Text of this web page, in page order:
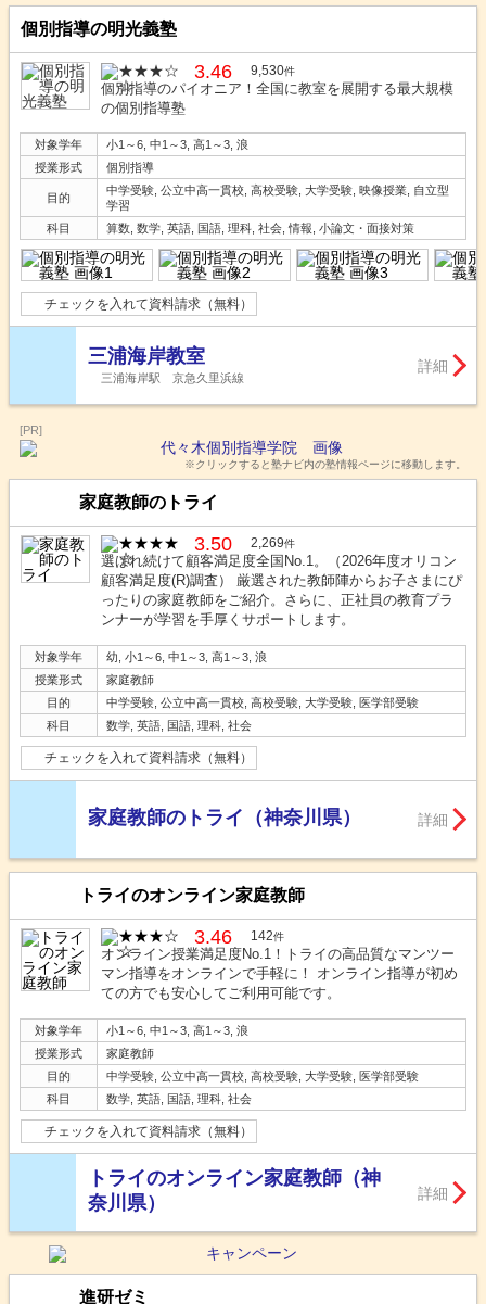
個別指導の明光義塾
3.46 9,530件
個別指導のパイオニア！全国に教室を展開する最大規模
の個別指導塾
対象学年
小1～6, 中1～3, 高1～3, 浪
授業形式
個別指導
目的
中学受験, 公立中高一貫校, 高校受験, 大学受験, 映像授業, 自立型
学習
科目
算数, 数学, 英語, 国語, 理科, 社会, 情報, 小論文・面接対策
チェックを入れて資料請求（無料）
三浦海岸教室
三浦海岸駅 京急久里浜線
詳細
[PR]
※クリックすると塾ナビ内の塾情報ページに移動します。
家庭教師のトライ
3.50 2,269件
選ばれ続けて顧客満足度全国No.1。（2026年度オリコン
顧客満足度(R)調査） 厳選された教師陣からお子さまにぴ
ったりの家庭教師をご紹介。さらに、正社員の教育プラ
ンナーが学習を手厚くサポートします。
対象学年
幼, 小1～6, 中1～3, 高1～3, 浪
授業形式
家庭教師
目的
中学受験, 公立中高一貫校, 高校受験, 大学受験, 医学部受験
科目
数学, 英語, 国語, 理科, 社会
チェックを入れて資料請求（無料）
家庭教師のトライ（神奈川県） 詳細
トライのオンライン家庭教師
3.46 142件
オンライン授業満足度No.1！トライの高品質なマンツー
マン指導をオンラインで手軽に！ オンライン指導が初め
ての方でも安心してご利用可能です。
対象学年
小1～6, 中1～3, 高1～3, 浪
授業形式
家庭教師
目的
中学受験, 公立中高一貫校, 高校受験, 大学受験, 医学部受験
科目
数学, 英語, 国語, 理科, 社会
チェックを入れて資料請求（無料）
トライのオンライン家庭教師（神
奈川県）
詳細
進研ゼミ